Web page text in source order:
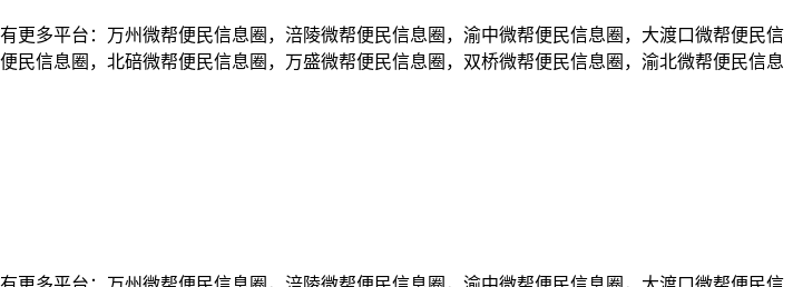
多平台：万州微帮便民信息圈，涪陵微帮便民信息圈，渝中微帮便民信息圈，大渡口微帮便民信
信息圈，北碚微帮便民信息圈，万盛微帮便民信息圈，双桥微帮便民信息圈，渝北微帮便民信息